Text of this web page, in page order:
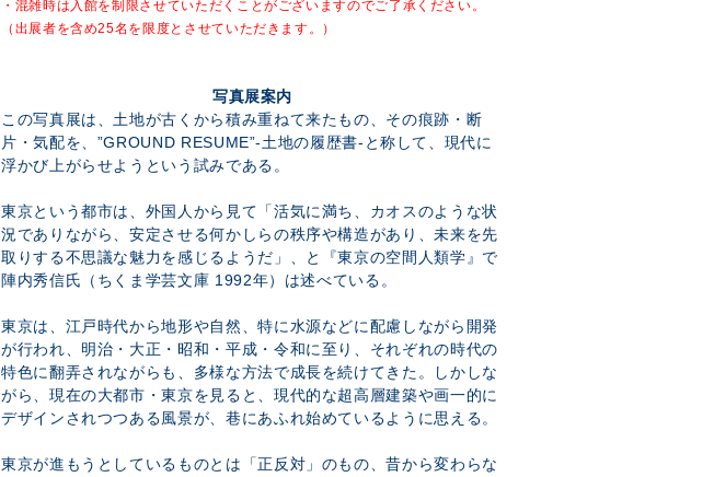
・混雑時は入館を制限させていただくことがございますのでご了承ください。
（出展者を含め25名を限度とさせていただきます。）
写真展案内
この写真展は、土地が古くから積み重ねて来たもの、その痕跡・断
片・気配を、”GROUND RESUME”-土地の履歴書-と称して、現代に
浮かび上がらせようという試みである。
東京という都市は、外国人から見て「活気に満ち、カオスのような状
況でありながら、安定させる何かしらの秩序や構造があり、未来を先
取りする不思議な魅力を感じるようだ」、と『東京の空間人類学』で
陣内秀信氏（ちくま学芸文庫 1992年）は述べている。
東京は、江戸時代から地形や自然、特に水源などに配慮しながら開発
が行われ、明治・大正・昭和・平成・令和に至り、それぞれの時代の
特色に翻弄されながらも、多様な方法で成長を続けてきた。しかしな
がら、現在の大都市・東京を見ると、現代的な超高層建築や画一的に
デザインされつつある風景が、巷にあふれ始めているように思える。
東京が進もうとしているものとは「正反対」のもの、昔から変わらな